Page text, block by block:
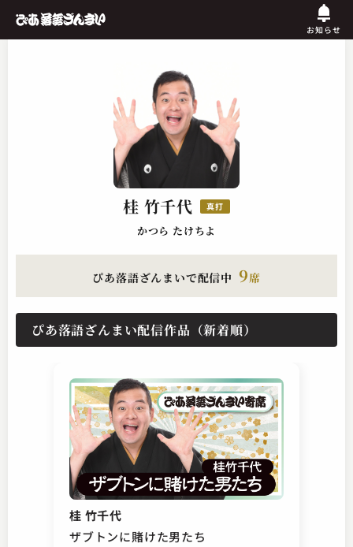
お知らせ
桂 竹千代 真打
かつら たけちよ
ぴあ落語ざんまいで配信中 9席
ぴあ落語ざんまい配信作品（新着順）
桂 竹千代
ザブトンに賭けた男たち